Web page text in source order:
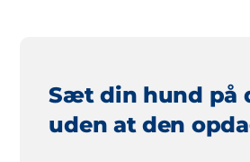
Sæt din hund på
uden at den